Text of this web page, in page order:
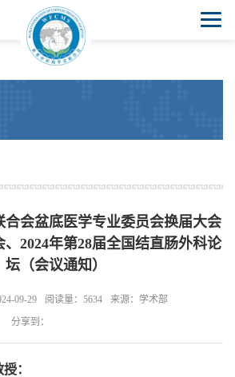
合会盆底医学专业委员会换届大会
2024年第28届全国结直肠外科论
坛（会议通知）
09-29 阅读量：5634
来源：学术部
分享到：
：